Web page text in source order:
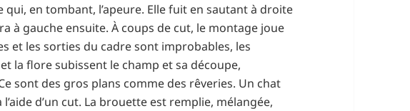
qui, en tombant, l’apeure. Elle fuit en sautant à droite
à gauche ensuite. À coups de cut, le montage joue
et les sorties du cadre sont improbables, les
la flore subissent le champ et sa découpe,
sont des gros plans comme des rêveries. Un chat
l’aide d’un cut. La brouette est remplie, mélangée,